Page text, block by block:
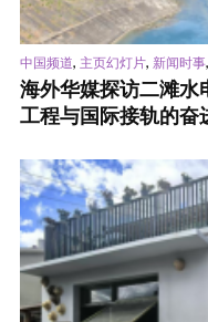
中国频道, 主页幻灯片, 新闻时事,
海外华媒探访二滩水
工程与国际接轨的奋